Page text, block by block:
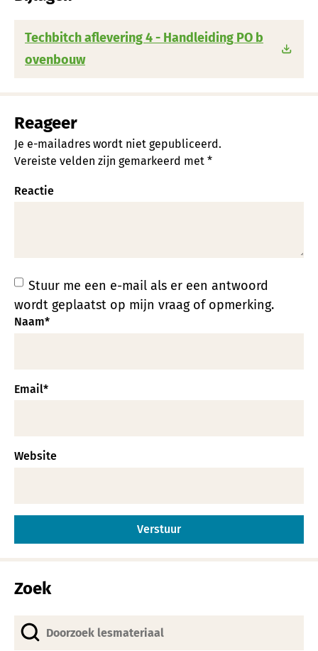
Techbitch aflevering 4 - Handleiding PO b
ovenbouw
Reageer
Je e-mailadres wordt niet gepubliceerd.
Vereiste velden zijn gemarkeerd met *
Reactie
Stuur me een e-mail als er een antwoord
wordt geplaatst op mijn vraag of opmerking.
Naam*
Email*
Website
Zoek